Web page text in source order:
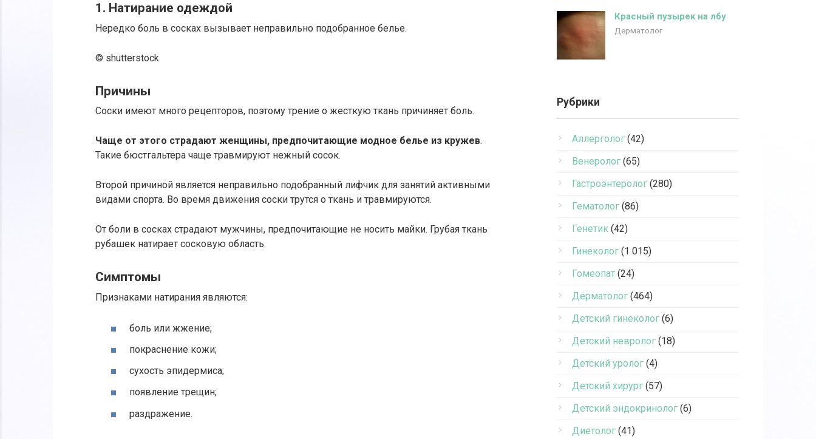
1. Натирание одеждой
Нередко боль в сосках вызывает неправильно подобранное белье.
© shutterstock
Причины
Соски имеют много рецепторов, поэтому трение о жесткую ткань причиняет боль.
Чаще от этого страдают женщины, предпочитающие модное белье из кружев.
Такие бюстгальтера чаще травмируют нежный сосок.
Второй причиной является неправильно подобранный лифчик для занятий активными
видами спорта. Во время движения соски трутся о ткань и травмируются.
От боли в сосках страдают мужчины, предпочитающие не носить майки. Грубая ткань
рубашек натирает сосковую область.
Симптомы
Признаками натирания являются:
боль или жжение;
покраснение кожи;
сухость эпидермиса;
появление трещин;
раздражение.
Красный пузырек на лбу
Дерматолог
Рубрики
Аллерголог (42)
Венеролог (65)
Гастроэнтеролог (280)
Гематолог (86)
Генетик (42)
Гинеколог (1 015)
Гомеопат (24)
Дерматолог (464)
Детский гинеколог (6)
Детский невролог (18)
Детский уролог (4)
Детский хирург (57)
Детский эндокринолог (6)
Диетолог (41)